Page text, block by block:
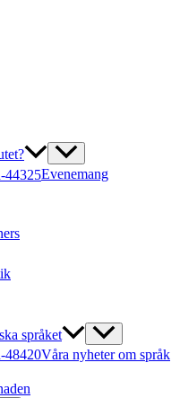
Evenemang
språket
Våra nyheter om språk